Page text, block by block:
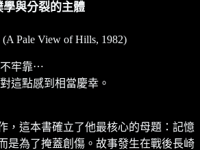
與分裂的主體
Pale View of Hills, 1982)
牢靠⋯
點感到相當慶幸。
，這本書確立了他最核心的母題：記憶
是為了掩蓋創傷。故事發生在戰後長崎